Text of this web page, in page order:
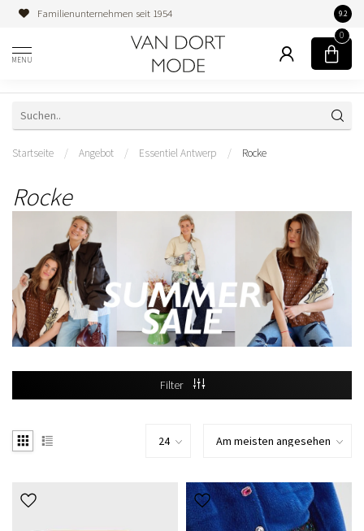
Persönliche Beratung 9.2
MENU
0
Startseite / Angebot / Essentiel Antwerp / Rocke
Rocke
Filter